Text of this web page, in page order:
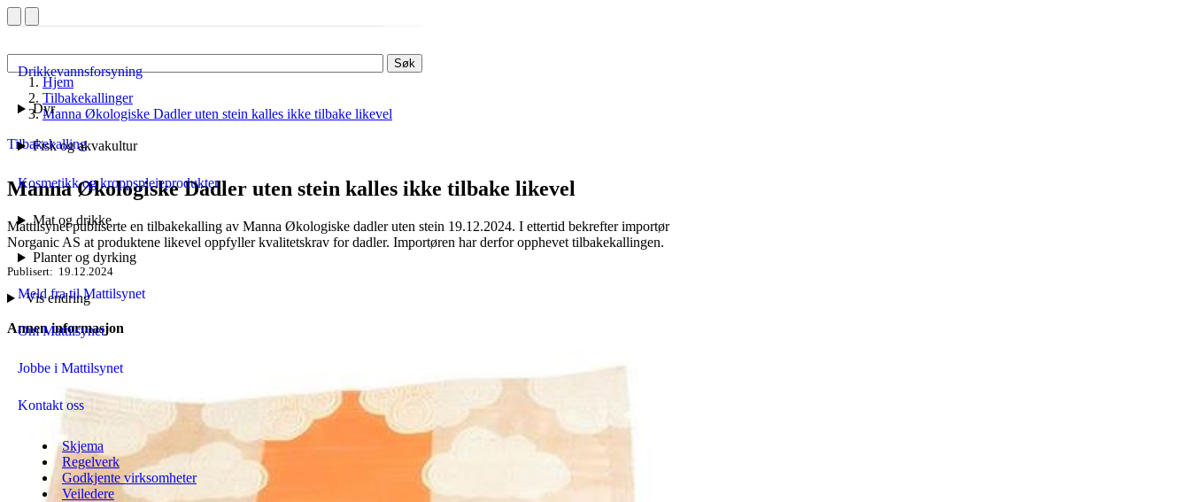
Søk
Drikkevannsforsyning
Dyr
Fisk og akvakultur
Kosmetikk og kroppspleieprodukter
Mat og drikke
Planter og dyrking
Meld fra til Mattilsynet
Om Mattilsynet
Jobbe i Mattilsynet
Kontakt oss
Skjema
Regelverk
Godkjente virksomheter
Veiledere
Hjem
Tilbakekallinger
Manna Økologiske Dadler uten stein kalles ikke tilbake likevel
Tilbakekalling
Manna Økologiske Dadler uten stein kalles ikke tilbake likevel
Mattilsynet publiserte en tilbakekalling av Manna Økologiske dadler uten stein 19.12.2024. I ettertid bekrefter importør
Norganic AS at produktene likevel oppfyller kvalitetskrav for dadler. Importøren har derfor opphevet tilbakekallingen.
Publisert 19.12.2024
Vis endring
Annen informasjon